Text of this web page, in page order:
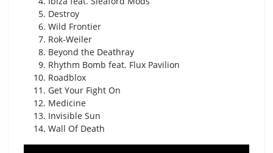
Destroy
Wild Frontier
Rok-Weiler
Beyond the Deathray
Rhythm Bomb feat. Flux Pavilion
Roadblox
Get Your Fight On
Medicine
Invisible Sun
Wall Of Death